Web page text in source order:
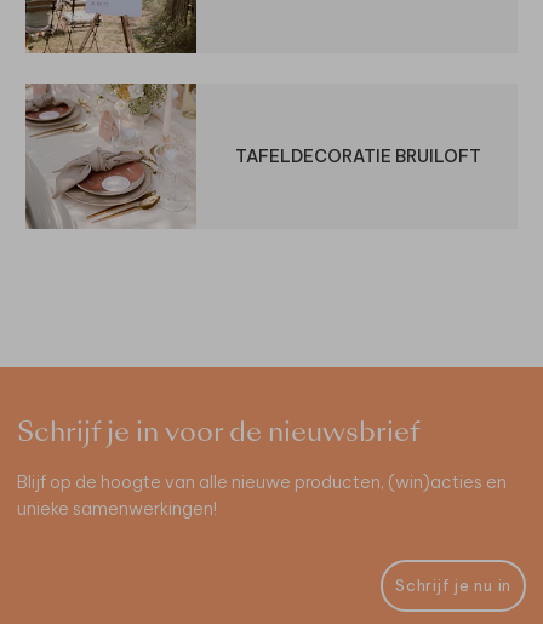
TAFELDECORATIE BRUILOFT
Schrijf je in voor de nieuwsbrief
Blijf op de hoogte van alle nieuwe producten, (win)acties en
unieke samenwerkingen!
Schrijf je nu in